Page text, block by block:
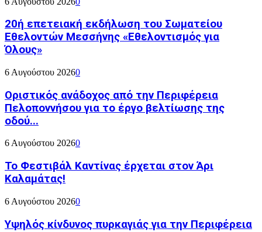
20ή επετειακή εκδήλωση του Σωματείου
Εθελοντών Μεσσήνης «Εθελοντισμός για
Όλους»
6 Αυγούστου 20260
Οριστικός ανάδοχος από την Περιφέρεια
Πελοποννήσου για το έργο βελτίωσης της
οδού...
6 Αυγούστου 20260
Το Φεστιβάλ Καντίνας έρχεται στον Άρι
Καλαμάτας!
6 Αυγούστου 20260
Υψηλός κίνδυνος πυρκαγιάς για την Περιφέρεια